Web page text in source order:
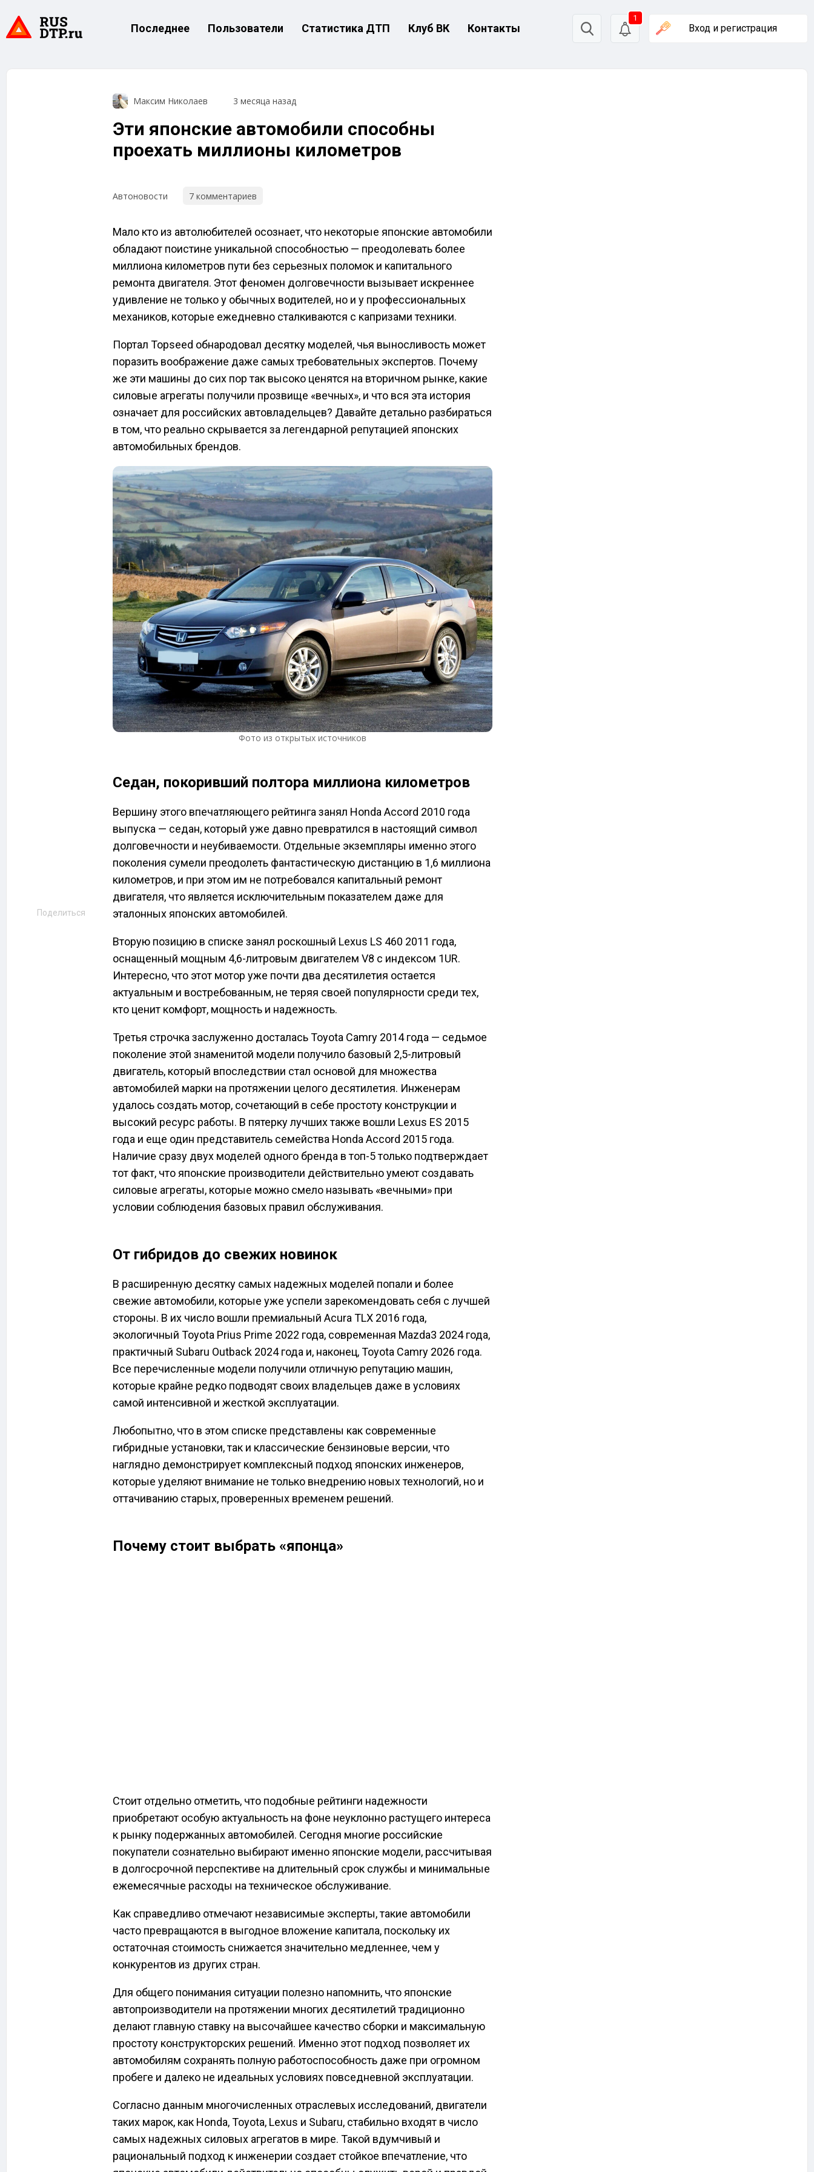
Последнее Пользователи Статистика ДТП Клуб ВК Контакты
1
Вход и регистрация
Поделиться
Максим Николаев 3 месяца назад
Эти японские автомобили способны
проехать миллионы километров
Автоновости 7 комментариев
Мало кто из автолюбителей осознает, что некоторые японские автомобили
обладают поистине уникальной способностью — преодолевать более
миллиона километров пути без серьезных поломок и капитального
ремонта двигателя. Этот феномен долговечности вызывает искреннее
удивление не только у обычных водителей, но и у профессиональных
механиков, которые ежедневно сталкиваются с капризами техники.
Портал Topseed обнародовал десятку моделей, чья выносливость может
поразить воображение даже самых требовательных экспертов. Почему
же эти машины до сих пор так высоко ценятся на вторичном рынке, какие
силовые агрегаты получили прозвище «вечных», и что вся эта история
означает для российских автовладельцев? Давайте детально разбираться
в том, что реально скрывается за легендарной репутацией японских
автомобильных брендов.
Фото из открытых источников
Седан, покоривший полтора миллиона километров
Вершину этого впечатляющего рейтинга занял Honda Accord 2010 года
выпуска — седан, который уже давно превратился в настоящий символ
долговечности и неубиваемости. Отдельные экземпляры именно этого
поколения сумели преодолеть фантастическую дистанцию в 1,6 миллиона
километров, и при этом им не потребовался капитальный ремонт
двигателя, что является исключительным показателем даже для
эталонных японских автомобилей.
Вторую позицию в списке занял роскошный Lexus LS 460 2011 года,
оснащенный мощным 4,6-литровым двигателем V8 с индексом 1UR.
Интересно, что этот мотор уже почти два десятилетия остается
актуальным и востребованным, не теряя своей популярности среди тех,
кто ценит комфорт, мощность и надежность.
Третья строчка заслуженно досталась Toyota Camry 2014 года — седьмое
поколение этой знаменитой модели получило базовый 2,5-литровый
двигатель, который впоследствии стал основой для множества
автомобилей марки на протяжении целого десятилетия. Инженерам
удалось создать мотор, сочетающий в себе простоту конструкции и
высокий ресурс работы. В пятерку лучших также вошли Lexus ES 2015
года и еще один представитель семейства Honda Accord 2015 года.
Наличие сразу двух моделей одного бренда в топ-5 только подтверждает
тот факт, что японские производители действительно умеют создавать
силовые агрегаты, которые можно смело называть «вечными» при
условии соблюдения базовых правил обслуживания.
От гибридов до свежих новинок
В расширенную десятку самых надежных моделей попали и более
свежие автомобили, которые уже успели зарекомендовать себя с лучшей
стороны. В их число вошли премиальный Acura TLX 2016 года,
экологичный Toyota Prius Prime 2022 года, современная Mazda3 2024 года,
практичный Subaru Outback 2024 года и, наконец, Toyota Camry 2026 года.
Все перечисленные модели получили отличную репутацию машин,
которые крайне редко подводят своих владельцев даже в условиях
самой интенсивной и жесткой эксплуатации.
Любопытно, что в этом списке представлены как современные
гибридные установки, так и классические бензиновые версии, что
наглядно демонстрирует комплексный подход японских инженеров,
которые уделяют внимание не только внедрению новых технологий, но и
оттачиванию старых, проверенных временем решений.
Почему стоит выбрать «японца»
Стоит отдельно отметить, что подобные рейтинги надежности
приобретают особую актуальность на фоне неуклонно растущего интереса
к рынку подержанных автомобилей. Сегодня многие российские
покупатели сознательно выбирают именно японские модели, рассчитывая
в долгосрочной перспективе на длительный срок службы и минимальные
ежемесячные расходы на техническое обслуживание.
Как справедливо отмечают независимые эксперты, такие автомобили
часто превращаются в выгодное вложение капитала, поскольку их
остаточная стоимость снижается значительно медленнее, чем у
конкурентов из других стран.
Для общего понимания ситуации полезно напомнить, что японские
автопроизводители на протяжении многих десятилетий традиционно
делают главную ставку на высочайшее качество сборки и максимальную
простоту конструкторских решений. Именно этот подход позволяет их
автомобилям сохранять полную работоспособность даже при огромном
пробеге и далеко не идеальных условиях повседневной эксплуатации.
Согласно данным многочисленных отраслевых исследований, двигатели
таких марок, как Honda, Toyota, Lexus и Subaru, стабильно входят в число
самых надежных силовых агрегатов в мире. Такой вдумчивый и
рациональный подход к инженерии создает стойкое впечатление, что